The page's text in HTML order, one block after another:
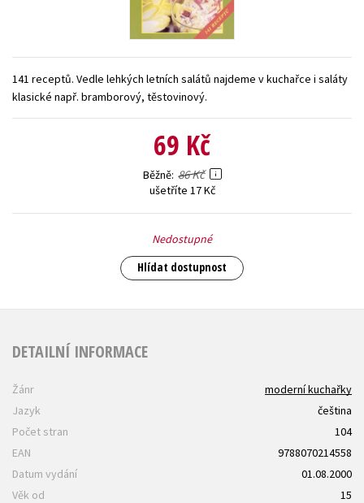
Zahraniční literatura
Všechny tituly
141 receptů. Vedle lehkých letních salátů najdeme v kuchařce i saláty
klasické např. bramborový, těstovinový.
69 Kč
Běžně 86 Kč
ušetříte 17 Kč
Nedostupné
Hlídat dostupnost
DETAILNÍ INFORMACE
Žánr
moderní kuchařky
Jazyk
čeština
Počet stran
104
EAN
9788070214558
Datum vydání
01.08.2000
Věk od
15